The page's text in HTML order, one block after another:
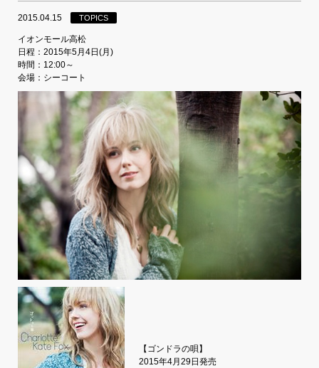
2015.04.15 TOPICS
イオンモール高松
日程：2015年5月4日(月)
時間：12:00～
会場：シーコート
【ゴンドラの唄】
2015年4月29日発売